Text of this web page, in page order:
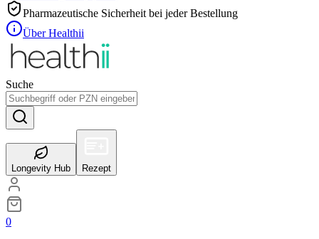
Pharmazeutische Sicherheit bei jeder Bestellung
Über Healthii
Suche
Longevity Hub Rezept
0